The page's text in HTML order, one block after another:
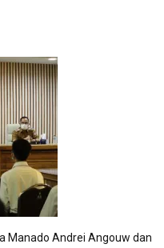
Manado Andrei Angouw dan